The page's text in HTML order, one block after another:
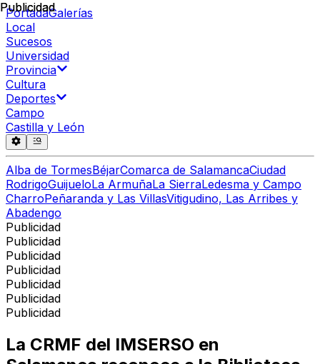
PortadaGalerías
Local
Sucesos
Universidad
Provincia
Cultura
Deportes
Campo
Castilla y León
Alba de TormesBéjarComarca de SalamancaCiudad
RodrigoGuijueloLa ArmuñaLa SierraLedesma y Campo
CharroPeñaranda y Las VillasVitigudino, Las Arribes y
Abadengo
Publicidad
Publicidad
Publicidad
Publicidad
Publicidad
Publicidad
Publicidad
Publicidad
La CRMF del IMSERSO en
Publicidad